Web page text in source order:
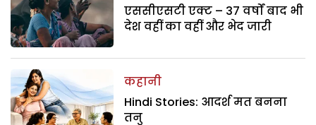
एससीएसटी एक्ट – 37 वर्षों बाद भी
देश वहीं का वहीं और भेद जारी
कहानी
Hindi Stories: आदर्श मत बनना
तनु